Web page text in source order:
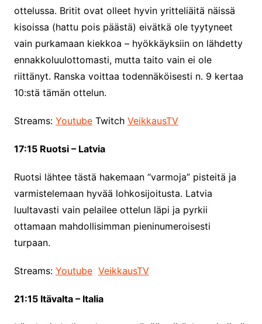
ottelussa. Britit ovat olleet hyvin yritteliäitä näissä
kisoissa (hattu pois päästä) eivätkä ole tyytyneet
vain purkamaan kiekkoa – hyökkäyksiin on lähdetty
ennakkoluulottomasti, mutta taito vain ei ole
riittänyt. Ranska voittaa todennäköisesti n. 9 kertaa
10:stä tämän ottelun.
Streams: YoutubeTwitch VeikkausTV
17:15 Ruotsi – Latvia
Ruotsi lähtee tästä hakemaan “varmoja” pisteitä ja
varmistelemaan hyvää lohkosijoitusta. Latvia
luultavasti vain pelailee ottelun läpi ja pyrkii
ottamaan mahdollisimman pieninumeroisesti
turpaan.
Streams: Youtube VeikkausTV
21:15 Itävalta – Italia